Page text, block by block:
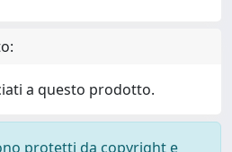
a questo prodotto.
protetti da copyright e